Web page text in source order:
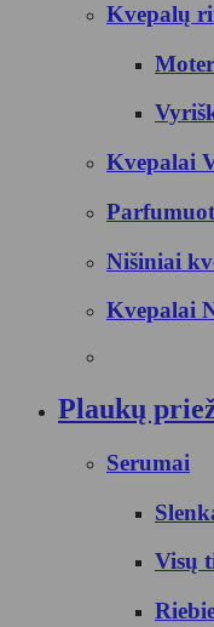
Kvepalų
Kvepalai
Nišiniai
Kvepalai
Plaukų
Serumai
Visų